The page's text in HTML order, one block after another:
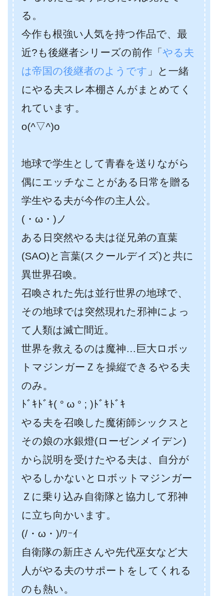
る。
今作も根強い人気を持つ作品で、最
近?も後継者シリーズの前作「 やる夫
は帝国の後継者のようです 」と一緒
にやる夫スレ本棚さんがまとめてく
れています。
o(^▽^)o
地球で学生として青春を送りながら
偶にエッチなことがある日常を贈る
学生やる夫が今作の主人公。
(・ω・)ノ
ある日突然やる夫は従兄弟の直葉
(SAO)と言葉(スクールデイズ)と共に
異世界召喚。
召喚された先は並行世界の地球で、
その地球では突然現れた邪神によっ
て人類は滅亡間近。
世界を救えるのは魔神…巨大ロボッ
トマジンガーＺを操縦できるやる夫
のみ。
ﾄﾞｷﾄﾞｷ( ° ω ° ; )ﾄﾞｷﾄﾞｷ
やる夫を召喚した魔術師シックスと
その娘の水銀燈(ローゼンメイデン)
から説明を受けたやる夫は、自分が
やるしかないとロボットマジンガー
Ｚに乗り込み自衛隊と協力して邪神
に立ち向かいます。
(/・ω・)/ﾜｰｲ
自衛隊の新庄さんや先代巫女など大
人がやる夫のサポートをしてくれる
のも熱い。